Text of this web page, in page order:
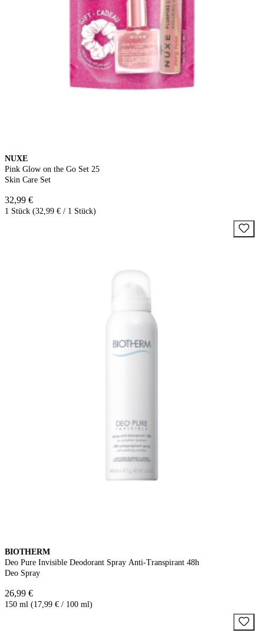
NUXE
Pink Glow on the Go Set 25
Skin Care Set
32,99 €
1 Stück (32,99 € / 1 Stück)
BIOTHERM
Deo Pure Invisible Deodorant Spray Anti-Transpirant 48h
Deo Spray
26,99 €
150 ml (17,99 € / 100 ml)